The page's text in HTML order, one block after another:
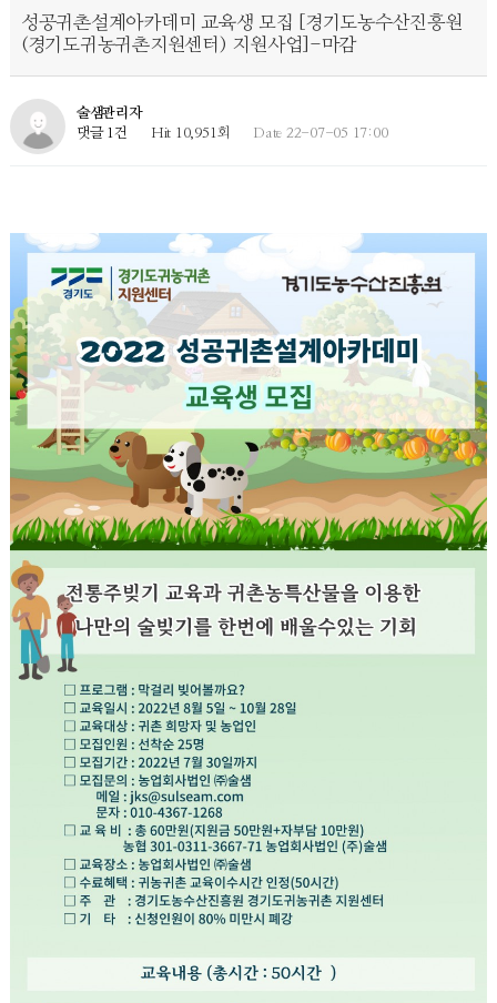
성공귀촌설계아카데미 교육생 모집 [경기도농수산진흥원
(경기도귀농귀촌지원센터) 지원사업]-마감
술샘관리자
댓글 1건
Hit 10,951회 Date 22-07-05 17:00